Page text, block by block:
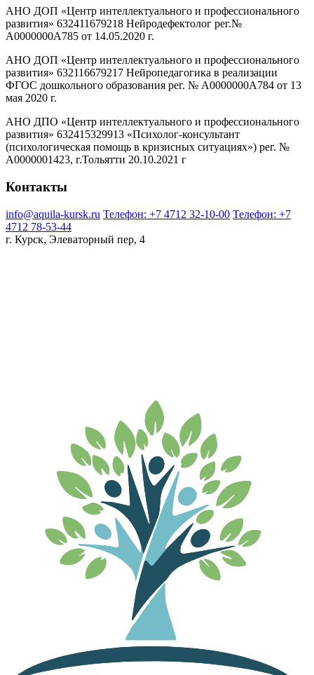
АНО ДОП «Центр интеллектуального и профессионального
развития» 632411679218 Нейродефектолог рег.№
А0000000А785 от 14.05.2020 г.
АНО ДОП «Центр интеллектуального и профессионального
развития» 632116679217 Нейропедагогика в реализации
ФГОС дошкольного образования рег. № А0000000А784 от 13
мая 2020 г.
АНО ДПО «Центр интеллектуального и профессионального
развития» 632415329913 «Психолог-консультант
(психологическая помощь в кризисных ситуациях») рег. №
А0000001423, г.Тольятти 20.10.2021 г
Контакты
info@aquila-kursk.ru Телефон: +7 4712 32-10-00 Телефон: +7
4712 78-53-44
г. Курск, Элеваторный пер, 4